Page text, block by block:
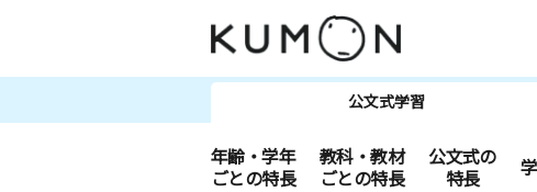
公文式学習
年齢・学年
ごとの特長
教科・教材
ごとの特長
公文式の
特長